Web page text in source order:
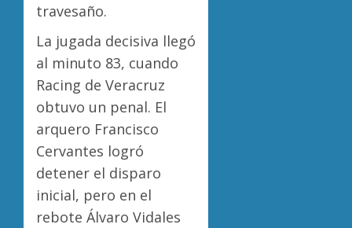
travesaño.
La jugada decisiva llegó
al minuto 83, cuando
Racing de Veracruz
obtuvo un penal. El
arquero Francisco
Cervantes logró
detener el disparo
inicial, pero en el
rebote Álvaro Vidales